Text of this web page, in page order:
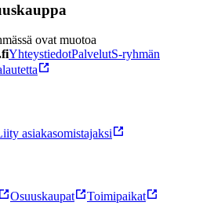
ovat muotoa
YhteystiedotPalvelutS-ryhmän
asiakasomistajaksi
Osuuskaupat Toimipaikat